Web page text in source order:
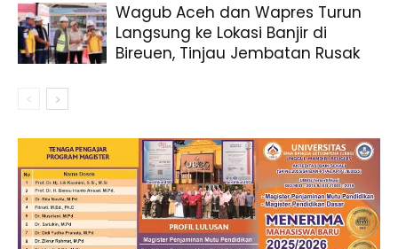
Wagub Aceh dan Wapres Turun
Langsung ke Lokasi Banjir di
Bireuen, Tinjau Jembatan Rusak